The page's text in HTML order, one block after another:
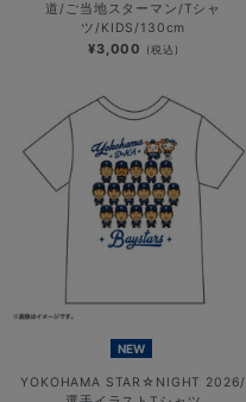
道/ご当地スターマン/Tシャ
ツ/KIDS/130cm
¥3,000 (税込)
NEW
YOKOHAMA STAR☆NIGHT 2026/